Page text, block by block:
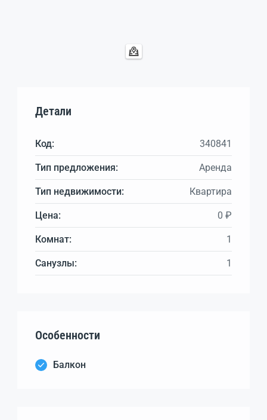
Детали
Код: 340841
Тип предложения: Аренда
Тип недвижимости: Квартира
Цена: 0 ₽
Комнат: 1
Санузлы: 1
Особенности
Балкон